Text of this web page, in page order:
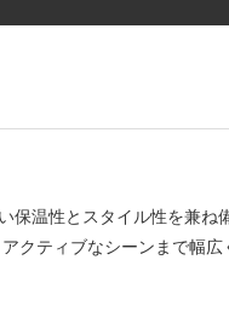
温性とスタイル性を兼ね
クティブなシーンまで幅広